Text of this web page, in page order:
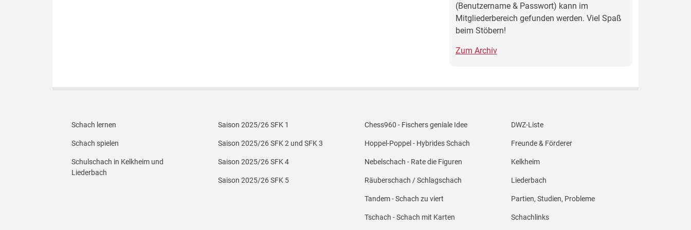
(Benutzername & Passwort) kann im
Mitgliederbereich gefunden werden. Viel Spaß
beim Stöbern!
Zum Archiv
Footer Menü 1
Schach lernen
Schach spielen
Schulschach in Kelkheim und
Liederbach
Footer Menü 2
Saison 2025/26 SFK 1
Saison 2025/26 SFK 2 und SFK 3
Saison 2025/26 SFK 4
Saison 2025/26 SFK 5
Footer Menü 3
Chess960 - Fischers geniale Idee
Hoppel-Poppel - Hybrides Schach
Nebelschach - Rate die Figuren
Räuberschach / Schlagschach
Tandem - Schach zu viert
Tschach - Schach mit Karten
Footer Menü 4
DWZ-Liste
Freunde & Förderer
Kelkheim
Liederbach
Partien, Studien, Probleme
Schachlinks